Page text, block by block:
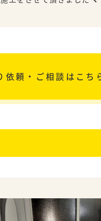
依頼・ご相談はこち